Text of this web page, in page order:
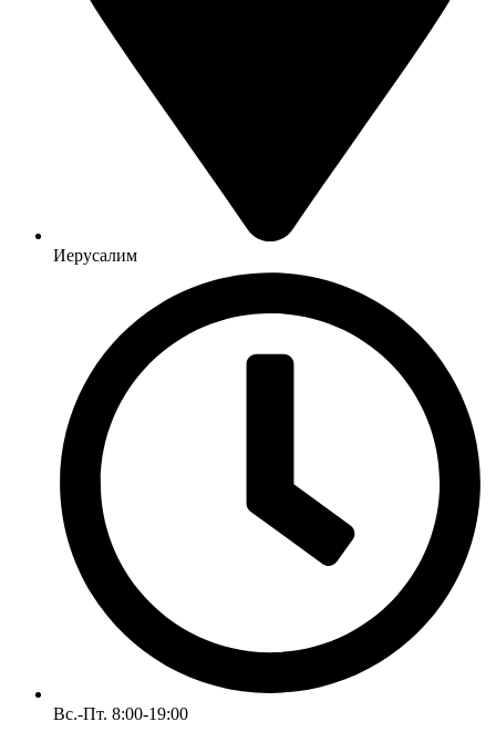
Иерусалим
Вс.-Пт. 8:00-19:00